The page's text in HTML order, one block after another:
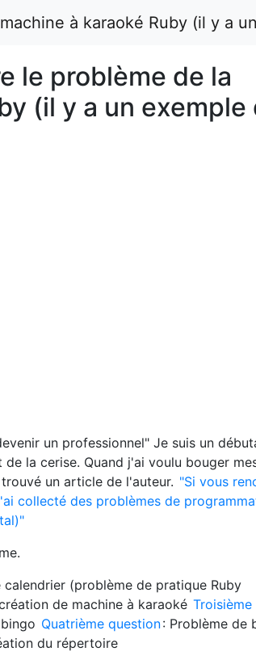
à karaoké Ruby (il y a
le problème de la
(il y a un exemple
un professionnel" Je suis un
la cerise. Quand j'ai voulu bouger
un article de l'auteur. "Si vous
collecté des problèmes de
(problème de pratique Ruby
de machine à karaoké Troisième
Quatrième question: Problème de
du répertoire